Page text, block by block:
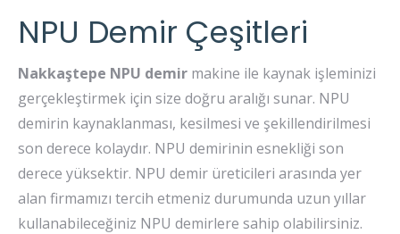
NPU Demir Çeşitleri
Nakkaştepe NPU demir makine ile kaynak işleminizi
gerçekleştirmek için size doğru aralığı sunar. NPU
demirin kaynaklanması, kesilmesi ve şekillendirilmesi
son derece kolaydır. NPU demirinin esnekliği son
derece yüksektir. NPU demir üreticileri arasında yer
alan firmamızı tercih etmeniz durumunda uzun yıllar
kullanabileceğiniz NPU demirlere sahip olabilirsiniz.